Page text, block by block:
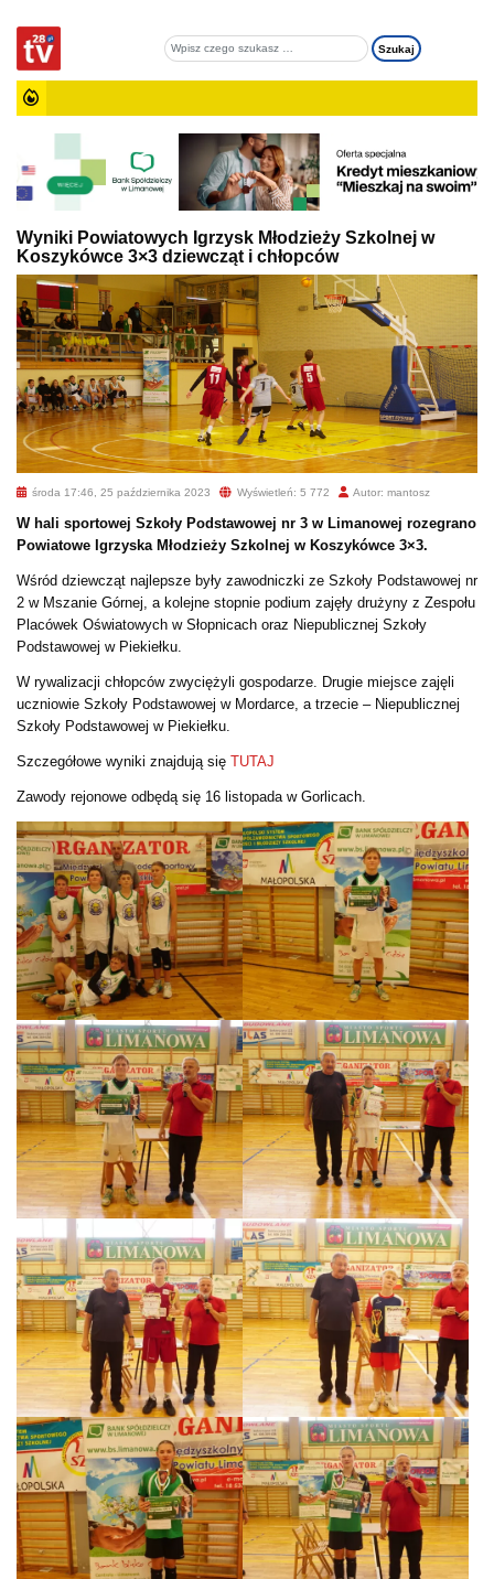
Wyniki Powiatowych Igrzysk Młodzieży Szkolnej w
Koszykówce 3×3 dziewcząt i chłopców
środa 17:46, 25 października 2023 Wyświetleń: 5 772 Autor: mantosz
W hali sportowej Szkoły Podstawowej nr 3 w Limanowej rozegrano
Powiatowe Igrzyska Młodzieży Szkolnej w Koszykówce 3×3.
Wśród dziewcząt najlepsze były zawodniczki ze Szkoły Podstawowej nr
2 w Mszanie Górnej, a kolejne stopnie podium zajęły drużyny z Zespołu
Placówek Oświatowych w Słopnicach oraz Niepublicznej Szkoły
Podstawowej w Piekiełku.
W rywalizacji chłopców zwyciężyli gospodarze. Drugie miejsce zajęli
uczniowie Szkoły Podstawowej w Mordarce, a trzecie – Niepublicznej
Szkoły Podstawowej w Piekiełku.
Szczegółowe wyniki znajdują się TUTAJ
Zawody rejonowe odbędą się 16 listopada w Gorlicach.